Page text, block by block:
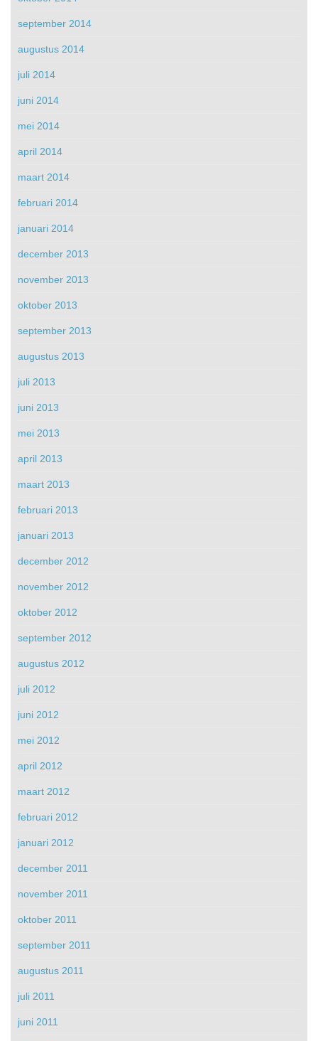
september 2014
augustus 2014
juli 2014
juni 2014
mei 2014
april 2014
maart 2014
februari 2014
januari 2014
december 2013
november 2013
oktober 2013
september 2013
augustus 2013
juli 2013
juni 2013
mei 2013
april 2013
maart 2013
februari 2013
januari 2013
december 2012
november 2012
oktober 2012
september 2012
augustus 2012
juli 2012
juni 2012
mei 2012
april 2012
maart 2012
februari 2012
januari 2012
december 2011
november 2011
oktober 2011
september 2011
augustus 2011
juli 2011
juni 2011